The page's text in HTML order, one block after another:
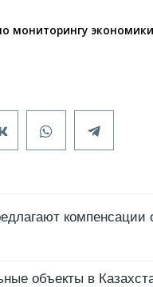
мониторингу экономики
компенсации
объекты в